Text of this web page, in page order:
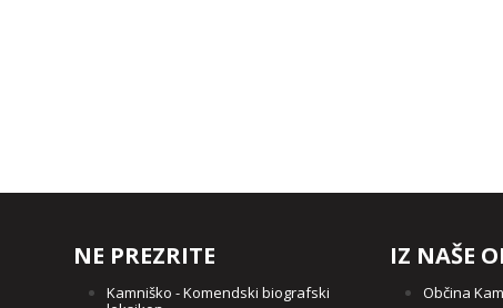
NE PREZRITE
Kamniško - Komendski biografski
IZ NAŠE
Občina